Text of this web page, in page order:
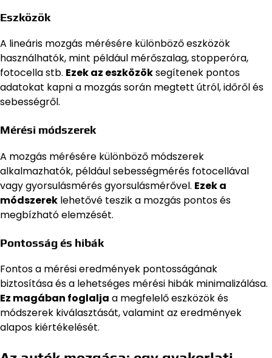
Eszközök
A lineáris mozgás mérésére különböző eszközök
használhatók, mint például mérőszalag, stopperóra,
fotocella stb. Ezek az eszközöksegítenek pontos
adatokat kapni a mozgás során megtett útról, időről és
sebességről.
Mérési módszerek
A mozgás mérésére különböző módszerek
alkalmazhatók, például sebességmérés fotocellával
vagy gyorsulásmérés gyorsulásmérővel. Ezek a
módszerek lehetővé teszik a mozgás pontos és
megbízható elemzését.
Pontosság és hibák
Fontos a mérési eredmények pontosságának
biztosítása és a lehetséges mérési hibák minimalizálása.
Ez magában foglalja a megfelelő eszközök és
módszerek kiválasztását, valamint az eredmények
alapos kiértékelését.